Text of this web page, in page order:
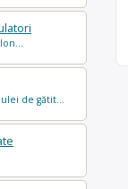
de gătit...